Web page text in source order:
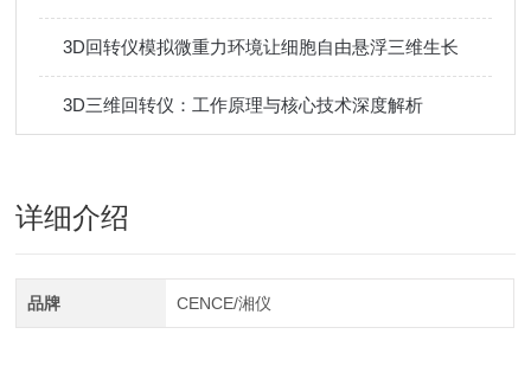
3D回转仪模拟微重力环境让细胞自由悬浮三维生长
3D三维回转仪：工作原理与核心技术深度解析
详细介绍
品牌 CENCE/湘仪